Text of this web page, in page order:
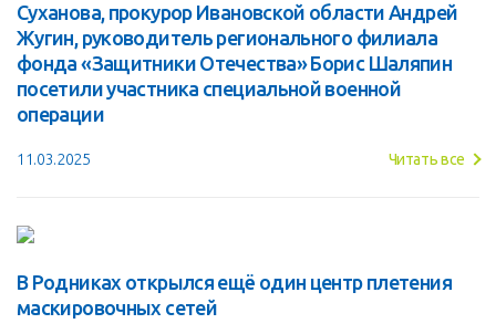
Суханова, прокурор Ивановской области Андрей
Жугин, руководитель регионального филиала
фонда «Защитники Отечества» Борис Шаляпин
посетили участника специальной военной
операции
11.03.2025 Читать все
В Родниках открылся ещё один центр плетения
маскировочных сетей